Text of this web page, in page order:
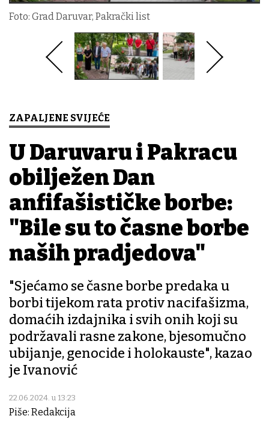
Foto: Grad Daruvar, Pakrački list
ZAPALJENE SVIJEĆE
U Daruvaru i Pakracu
obilježen Dan
anfifašističke borbe:
"Bile su to časne borbe
naših pradjedova"
"Sjećamo se časne borbe predaka u
borbi tijekom rata protiv nacifašizma,
domaćih izdajnika i svih onih koji su
podržavali rasne zakone, bjesomučno
ubijanje, genocide i holokauste", kazao
je Ivanović
22.06.2024. u 13:23
Piše: Redakcija